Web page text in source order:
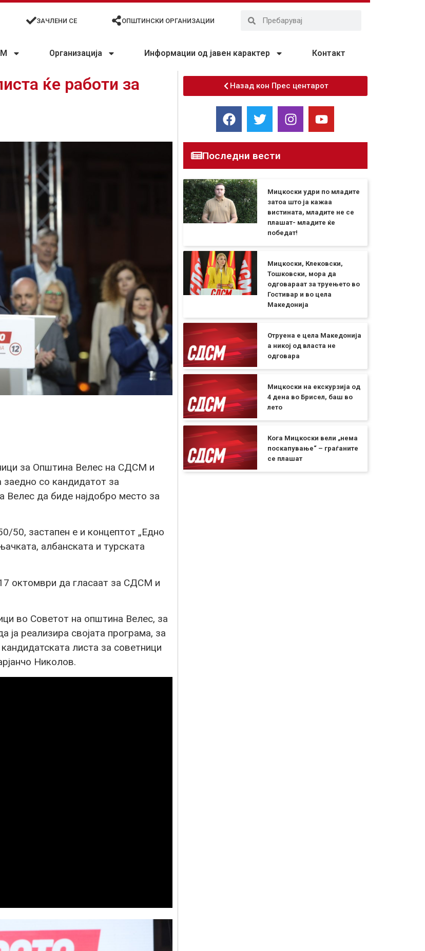
ЗАЧЛЕНИ СЕ ОПШТИНСКИ ОРГАНИЗАЦИИ
Организација Информации од јавен карактер Контакт
ќе работи за
за Општина Велес на СДСМ и
заедно со кандидатот за
Велес да биде најдобро место за
50, застапен е и концептот „Едно
албанската и турската
октомври да гласаат за СДСМ и
во Советот на општина Велес, за
реализира својата програма, за
листа за советници
Николов.
Назад кон Прес центарот
Последни вести
Мицкоски удри по младите
затоа што ја кажаа
вистината, младите не се
плашат- младите ќе
победат!
Мицкоски, Клековски,
Тошковски, мора да
одговараат за труењето во
Гостивар и во цела
Македонија
Отруена е цела Македонија
а никој од власта не
одговара
Мицкоски на екскурзија од
4 дена во Брисел, баш во
лето
Кога Мицкоски вели „нема
поскапување“ – граѓаните
се плашат